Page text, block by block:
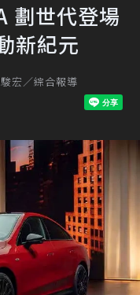
劃世代登場
新紀元
宏／綜合報導